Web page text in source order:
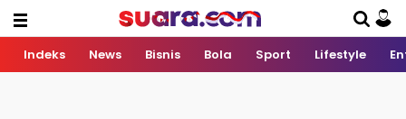
Indeks News Bisnis Bola Sport Lifestyle